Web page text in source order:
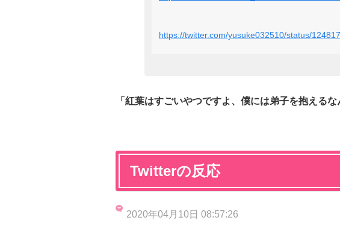
https://twitter.com/yusuke032510/status/
「紅葉はすごいやつですよ、僕には弟子を抱える
Twitterの反応
2020年04月10日 08:57:26